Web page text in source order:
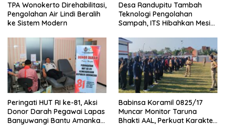
TPA Wonokerto Direhabilitasi,
Pengolahan Air Lindi Beralih
ke Sistem Modern
Desa Randupitu Tambah
Teknologi Pengolahan
Sampah, ITS Hibahkan Mesin
Peringati HUT RI ke-81, Aksi
Donor Darah Pegawai Lapas
Banyuwangi Bantu Amankan
Babinsa Koramil 0825/17
Muncar Monitor Taruna
Bhakti AAL, Perkuat Karakter